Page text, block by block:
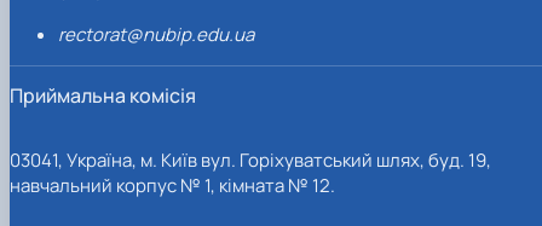
rectorat@nubip.edu.ua
Приймальна комісія
03041, Україна, м. Київ вул. Горіхуватський шлях, буд. 19,
навчальний корпус № 1, кімната № 12.